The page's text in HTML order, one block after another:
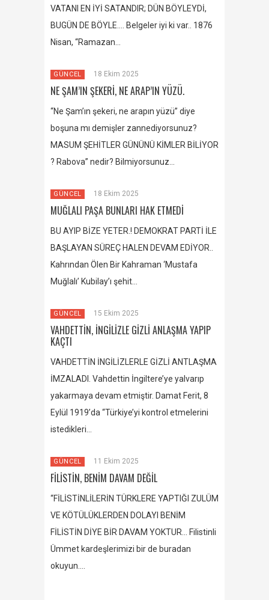
VATANI EN İYİ SATANDIR; DÜN BÖYLEYDİ,
BUGÜN DE BÖYLE…. Belgeler iyi ki var.. 1876
Nisan, “Ramazan…
GÜNCEL 18 Ekim 2025
NE ŞAM’IN ŞEKERİ, NE ARAP’IN YÜZÜ.
“Ne Şam’ın şekeri, ne arapın yüzü” diye
boşuna mı demişler zannediyorsunuz?
MASUM ŞEHİTLER GÜNÜNÜ KİMLER BİLİYOR
? Rabova” nedir? Bilmiyorsunuz…
GÜNCEL 18 Ekim 2025
MUĞLALI PAŞA BUNLARI HAK ETMEDİ
BU AYIP BİZE YETER.! DEMOKRAT PARTİ İLE
BAŞLAYAN SÜREÇ HALEN DEVAM EDİYOR..
Kahrından Ölen Bir Kahraman ‘Mustafa
Muğlalı’ Kubilay’ı şehit…
GÜNCEL 15 Ekim 2025
VAHDETTİN, İNGİLİZLE GİZLİ ANLAŞMA YAPIP
KAÇTI
VAHDETTİN İNGİLİZLERLE GİZLİ ANTLAŞMA
İMZALADI. Vahdettin İngiltere’ye yalvarıp
yakarmaya devam etmiştir. Damat Ferit, 8
Eylül 1919’da “Türkiye’yi kontrol etmelerini
istedikleri…
GÜNCEL 11 Ekim 2025
FİLİSTİN, BENİM DAVAM DEĞİL
“FİLİSTİNLİLERİN TÜRKLERE YAPTIĞI ZULÜM
VE KÖTÜLÜKLERDEN DOLAYI BENİM
FİLİSTİN DİYE BİR DAVAM YOKTUR… Filistinli
Ümmet kardeşlerimizi bir de buradan
okuyun….